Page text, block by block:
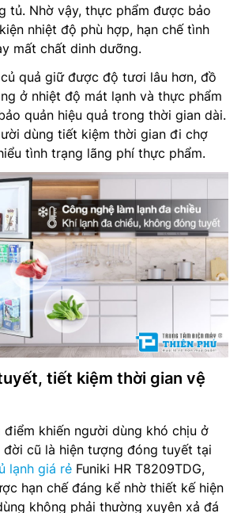
tủ. Nhờ vậy, thực phẩm được bảo
nhiệt độ phù hợp, hạn chế tình
mất chất dinh dưỡng.
quả giữ được độ tươi lâu hơn, đồ
ở nhiệt độ mát lạnh và thực phẩm
quản hiệu quả trong thời gian dài.
dùng tiết kiệm thời gian đi chợ
tình trạng lãng phí thực phẩm.
tiết kiệm thời gian vệ
khiến người dùng khó chịu ở
cũ là hiện tượng đóng tuyết tại
lạnh giá rẻ Funiki HR T8209TDG,
hạn chế đáng kể nhờ thiết kế hiện
không phải thường xuyên xả đá